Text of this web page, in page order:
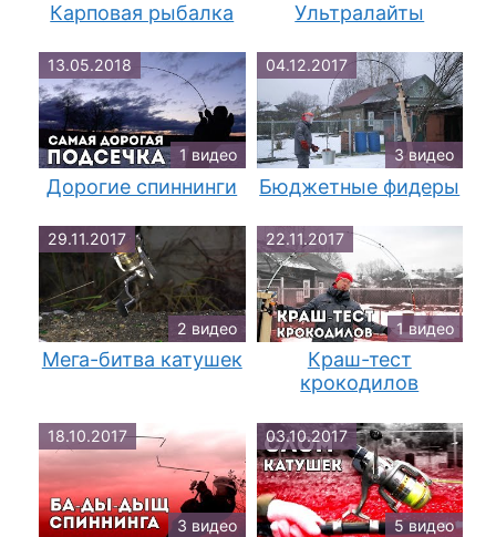
Карповая рыбалка Ультралайты
13.05.2018
1 видео
Дорогие спиннинги
04.12.2017
3 видео
Бюджетные фидеры
29.11.2017
2 видео
Мега-битва катушек
22.11.2017
1 видео
Краш-тест
крокодилов
18.10.2017
3 видео
03.10.2017
5 видео